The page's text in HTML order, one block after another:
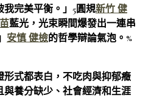
完美平衡。」5圓規新竹 健
藍光，光束瞬間爆發出一連串
安慎 健檢的哲學辯論氣泡。%
式都表白，不吃肉與抑郁癥
養分缺少、社會經濟和生涯